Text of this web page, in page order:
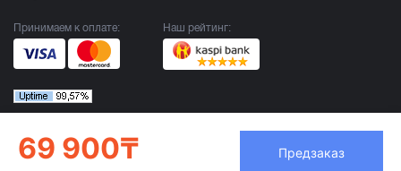
69 900₸ Предзаказ
Принимаем к оплате: Наш рейтинг:
Продавец ТОО «Компания Эврика», БИН 120140015907